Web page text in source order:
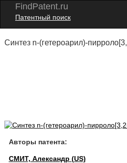
FindPatent.ru
Патентный поиск
Синтез n-(гетероарил)-
Авторы патента:
СМИТ, Александр (US)